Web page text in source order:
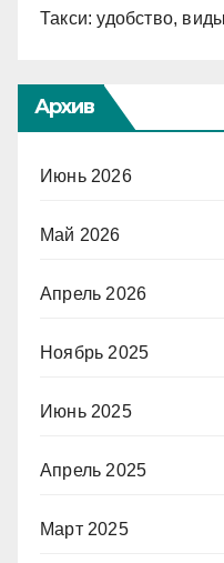
Такси: удобство,
Архив
Июнь 2026
Май 2026
Апрель 2026
Ноябрь 2025
Июнь 2025
Апрель 2025
Март 2025